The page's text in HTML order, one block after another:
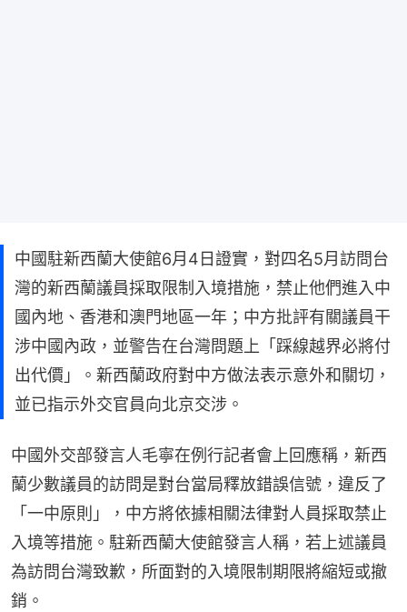
中國駐新西蘭大使館6月4日證實，對四名5月訪問台
灣的新西蘭議員採取限制入境措施，禁止他們進入中
國內地、香港和澳門地區一年；中方批評有關議員干
涉中國內政，並警告在台灣問題上「踩線越界必將付
出代價」。新西蘭政府對中方做法表示意外和關切，
並已指示外交官員向北京交涉。
中國外交部發言人毛寧在例行記者會上回應稱，新西
蘭少數議員的訪問是對台當局釋放錯誤信號，違反了
「一中原則」，中方將依據相關法律對人員採取禁止
入境等措施。駐新西蘭大使館發言人稱，若上述議員
為訪問台灣致歉，所面對的入境限制期限將縮短或撤
銷。